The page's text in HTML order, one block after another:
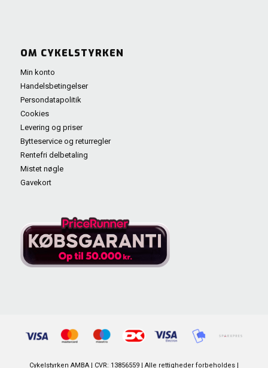
OM CYKELSTYRKEN
Min konto
Handelsbetingelser
Persondatapolitik
Cookies
Levering og priser
Bytteservice og returregler
Rentefri delbetaling
Mistet nøgle
Gavekort
Cykelstyrken AMBA | CVR: 13856559 | Alle rettigheder forbeholdes |